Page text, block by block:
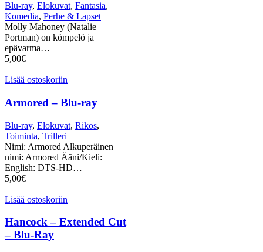
Blu-ray, Elokuvat, Fantasia,
Komedia, Perhe & Lapset
Molly Mahoney (Natalie
Portman) on kömpelö ja
epävarma…
5,00€
Lisää ostoskoriin
Armored – Blu-ray
Blu-ray, Elokuvat, Rikos,
Toiminta, Trilleri
Nimi: Armored Alkuperäinen
nimi: Armored Ääni/Kieli:
English: DTS-HD…
5,00€
Lisää ostoskoriin
Hancock – Extended Cut
– Blu-Ray